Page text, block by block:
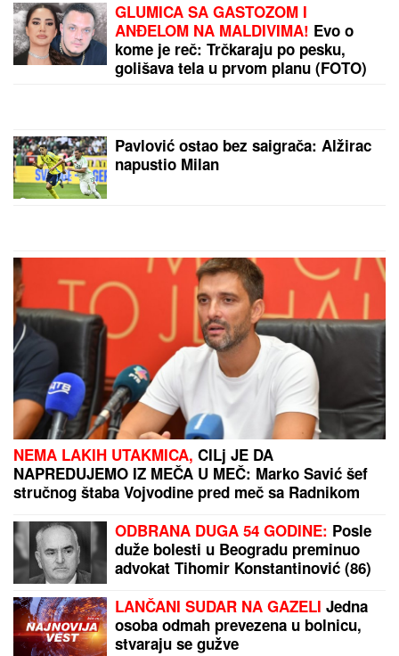
GLUMICA SA GASTOZOM I
ANĐELOM NA MALDIVIMA! Evo o
kome je reč: Trčkaraju po pesku,
golišava tela u prvom planu (FOTO)
Pavlović ostao bez saigrača: Alžirac
napustio Milan
NEMA LAKIH UTAKMICA, CILj JE DA
NAPREDUJEMO IZ MEČA U MEČ: Marko Savić šef
stručnog štaba Vojvodine pred meč sa Radnikom
ODBRANA DUGA 54 GODINE: Posle
duže bolesti u Beogradu preminuo
advokat Tihomir Konstantinović (86)
LANČANI SUDAR NA GAZELI Jedna
osoba odmah prevezena u bolnicu,
stvaraju se gužve